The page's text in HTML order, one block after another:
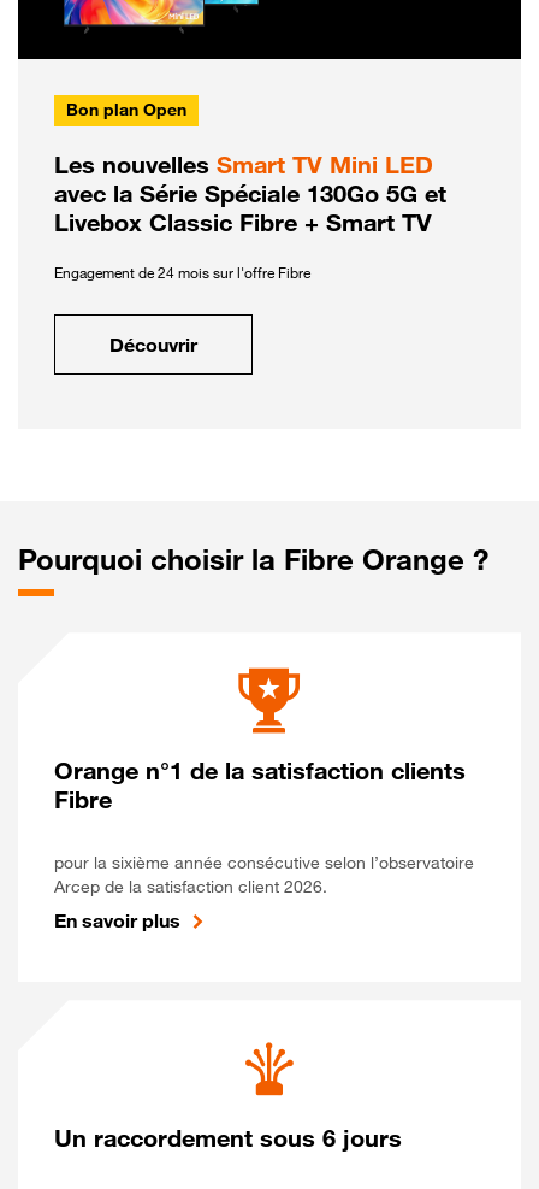
Bon plan Open
Les nouvelles Smart TV Mini LED
avec la Série Spéciale 130Go 5G et
Livebox Classic Fibre + Smart TV
Engagement de 24 mois sur l'offre Fibre
Découvrir
Pourquoi choisir la Fibre Orange ?
Orange n°1 de la satisfaction clients
Fibre
pour la sixième année consécutive selon l’observatoire
Arcep de la satisfaction client 2026.
En savoir plus
Un raccordement sous 6 jours